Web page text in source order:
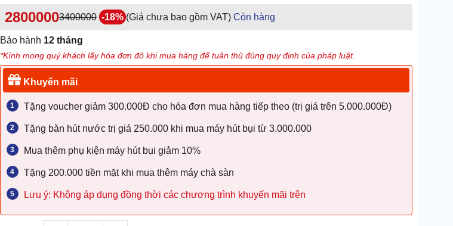
28000003400000 -18% (Giá chưa bao gồm VAT) Còn hàng
Bảo hành 12 tháng
*Kính mong quý khách lấy hóa đơn đỏ khi mua hàng để tuân thủ đúng quy định của pháp luật.
Khuyến mãi
Tặng voucher giảm 300.000Đ cho hóa đơn mua hàng tiếp theo (trị giá trên 5.000.000Đ)
Tặng bàn hút nước trị giá 250.000 khi mua máy hút bụi từ 3.000.000
Mua thêm phụ kiện máy hút bụi giảm 10%
Tặng 200.000 tiền mặt khi mua thêm máy chà sàn
Lưu ý: Không áp dụng đồng thời các chương trình khuyến mãi trên